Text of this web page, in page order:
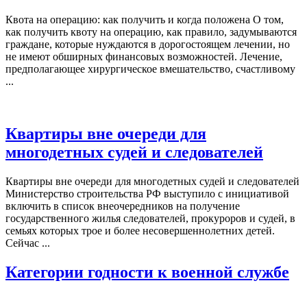
Квота на операцию: как получить и когда положена О том,
как получить квоту на операцию, как правило, задумываются
граждане, которые нуждаются в дорогостоящем лечении, но
не имеют обширных финансовых возможностей. Лечение,
предполагающее хирургическое вмешательство, счастливому
...
Квартиры вне очереди для
многодетных судей и следователей
Квартиры вне очереди для многодетных судей и следователей
Министерство строительства РФ выступило с инициативой
включить в список внеочередников на получение
государственного жилья следователей, прокуроров и судей, в
семьях которых трое и более несовершеннолетних детей.
Сейчас ...
Категории годности к военной службе